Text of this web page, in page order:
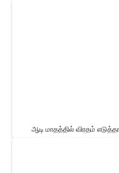
ஆடி மாதத்தில் விரதம்